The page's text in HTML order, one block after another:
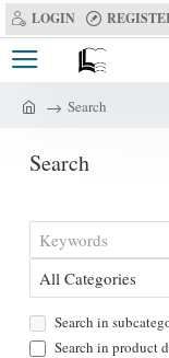
LOGIN
m
Search
Search
Search in
Search in product